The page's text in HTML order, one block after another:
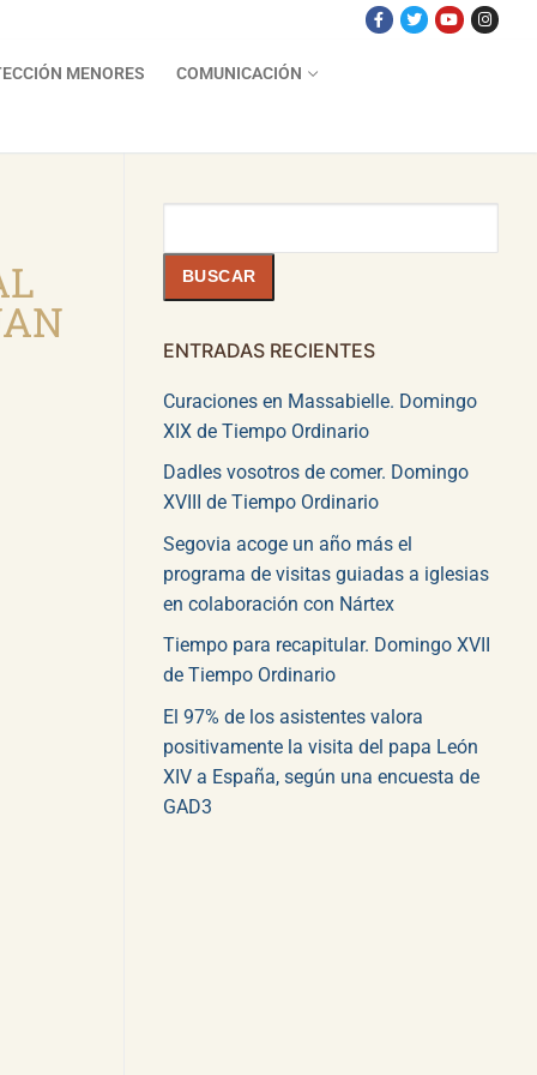
MENORES COMUNICACIÓN
BUSCAR
ENTRADAS RECIENTES
Curaciones en Massabielle. Domingo
XIX de Tiempo Ordinario
Dadles vosotros de comer. Domingo
XVIII de Tiempo Ordinario
Segovia acoge un año más el
programa de visitas guiadas a iglesias
en colaboración con Nártex
Tiempo para recapitular. Domingo XVII
de Tiempo Ordinario
El 97% de los asistentes valora
positivamente la visita del papa León
XIV a España, según una encuesta de
GAD3